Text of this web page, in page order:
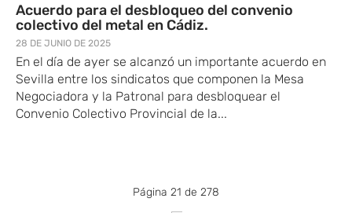
Acuerdo para el desbloqueo del convenio
colectivo del metal en Cádiz.
28 DE JUNIO DE 2025
En el día de ayer se alcanzó un importante acuerdo en
Sevilla entre ​los sindicatos que componen la Mesa
Negociadora y​ la Patronal para desbloquear el
Convenio Colectivo Provincial de la...
Página 21 de 278